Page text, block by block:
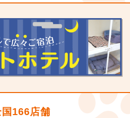
166店舗